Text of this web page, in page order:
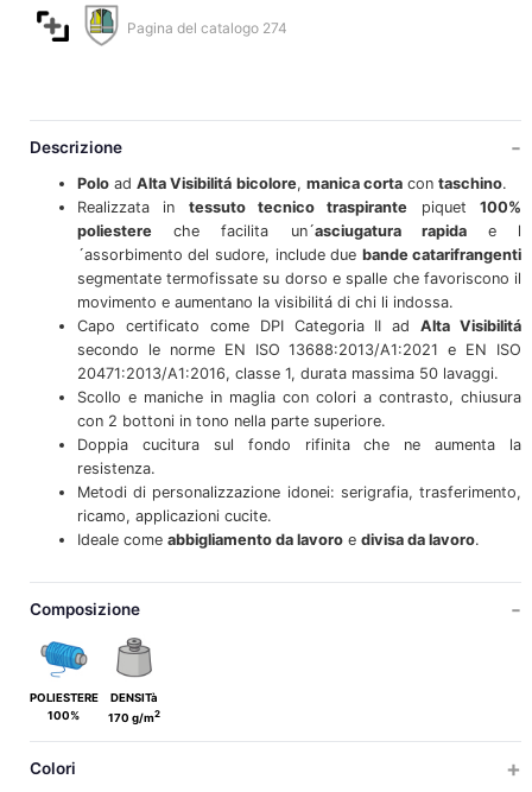
Pagina del catalogo 274
Descrizione
Poload Alta Visibilitá bicolore, manica cortacon taschino.
Realizzata in tessuto tecnico traspirante piquet100%
poliestereche facilita un´asciugatura rapidae l
´assorbimento del sudore, include due bande catarifrangenti
segmentate termofissate su dorso e spalle che favoriscono il
movimento e aumentano la visibilitá di chi li indossa.
Capo certificato come DPI Categoria II adAlta Visibilitá
secondo le norme EN ISO 13688:2013/A1:2021 e EN ISO
20471:2013/A1:2016, classe 1, durata massima 50 lavaggi.
Scollo e maniche in maglia con colori a contrasto, chiusura
con 2 bottoni in tono nella parte superiore.
Doppia cucitura sul fondo rifinita che ne aumenta la
resistenza.
Metodi di personalizzazione idonei: serigrafia, trasferimento,
ricamo, applicazioni cucite.
Ideale come abbigliamento da lavoroe divisa da lavoro.
Composizione
POLIESTERE
100%
DENSITà
170 g/m2
Colori